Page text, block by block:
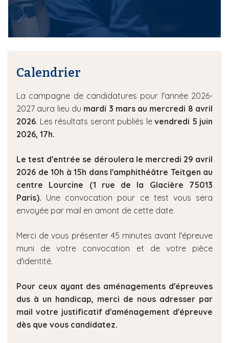
Calendrier
La campagne de candidatures pour l'année 2026-
2027 aura lieu du mardi 3 mars au mercredi 8 avril
2026. Les résultats seront publiés le vendredi 5 juin
2026, 17h.
Le test d'entrée se déroulera le mercredi 29 avril
2026 de 10h à 15h dans l'amphithéâtre Teitgen au
centre Lourcine (1 rue de la Glacière 75013
Paris). Une convocation pour ce test vous sera
envoyée par mail en amont de cette date.
Merci de vous présenter 45 minutes avant l'épreuve
muni de votre convocation et de votre pièce
d'identité.
Pour ceux ayant des aménagements d'épreuves
dus à un handicap, merci de nous adresser par
mail votre justificatif d'aménagement d'épreuve
dès que vous candidatez.